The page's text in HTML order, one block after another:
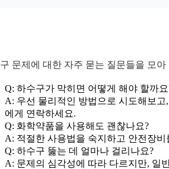
문제에 대한 자주 묻는 질문들을 모아
Q: 하수구가 막히면 어떻게 해야 할까요
A: 우선 물리적인 방법으로 시도해보
에게 연락하세요.
Q: 화학약품을 사용해도 괜찮나요?
A: 적절한 사용법을 숙지하고 안전장
Q: 하수구 뚫는 데 얼마나 걸리나요?
A: 문제의 심각성에 따라 다르지만, 일